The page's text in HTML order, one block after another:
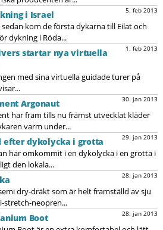
5. feb 2013
i Israel
kom de första dykarna till Eilat och
dykning i Röda...
1. feb 2013
startar nya virtuella
med sina virtuella guidade turer på
30. jan 2013
Argonaut
har fram tills nu främst utvecklat kläder
varm under...
29. jan 2013
efter dykolycka i grotta
har omkommit i en dykolycka i en grotta i
den lokala...
28. jan 2013
dry-dräkt som är helt framställd av sju
stretch-neopren...
28. jan 2013
Boot